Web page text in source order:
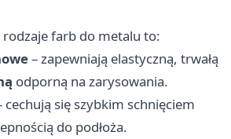
farb do metalu to:
– zapewniają elastyczną, trwałą
odporną na zarysowania.
cechują się szybkim schnięciem
do podłoża.